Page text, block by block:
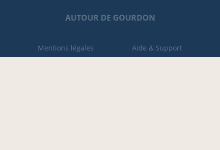
AUTOUR DE GOURDON
Mentions légales Aide & Support